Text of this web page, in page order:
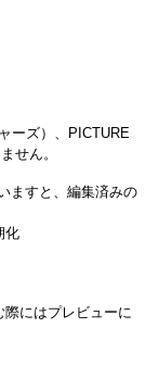
ーズ）、PICTURE
せん。
ますと、​編集済みの​
化
には​プレビューに